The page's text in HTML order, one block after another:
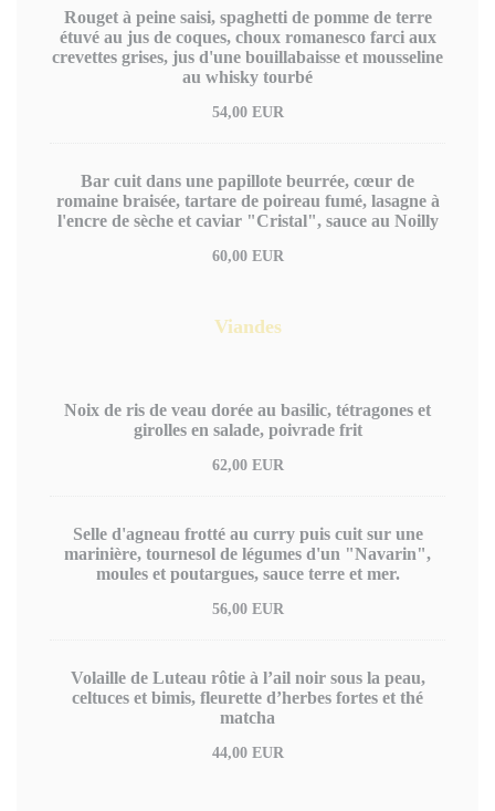
Rouget à peine saisi, spaghetti de pomme de terre
étuvé au jus de coques, choux romanesco farci aux
crevettes grises, jus d'une bouillabaisse et mousseline
au whisky tourbé
54,00 EUR
Bar cuit dans une papillote beurrée, cœur de
romaine braisée, tartare de poireau fumé, lasagne à
l'encre de sèche et caviar "Cristal", sauce au Noilly
60,00 EUR
Viandes
Noix de ris de veau dorée au basilic, tétragones et
girolles en salade, poivrade frit
62,00 EUR
Selle d'agneau frotté au curry puis cuit sur une
marinière, tournesol de légumes d'un "Navarin",
moules et poutargues, sauce terre et mer.
56,00 EUR
Volaille de Luteau rôtie à l’ail noir sous la peau,
celtuces et bimis, fleurette d’herbes fortes et thé
matcha
44,00 EUR